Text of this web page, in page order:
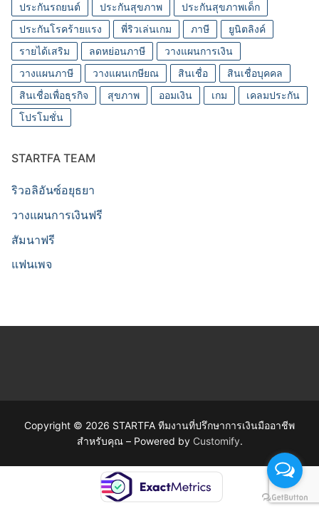
ประกันรถยนต์
ประกันสุขภาพ
ประกันสุขภาพเด็ก
ประกันโรคร้ายแรง
พี่ริวเล่นเกม ภาษี
ยูนิตลิงค์
รายได้เสริม
ลดหย่อนภาษี
วางแผนการเงิน
วางแผนภาษี
วางแผนเกษียณ สินเชื่อ
สินเชื่อบุคคล
สินเชื่อเพื่อธุรกิจ
สุขภาพ ออมเงิน เกม
เคลมประกัน
โปรโมชั่น
STARTFA TEAM
ริวอลิอันซ์อยุธยา
วางแผนการเงินฟรี
สัมนาฟรี
แฟนเพจ
Copyright © 2026 STARTFA ทีมงานที่ปรึกษาการเงินมืออาชีพ
สำหรับคุณ – Powered by Customify.